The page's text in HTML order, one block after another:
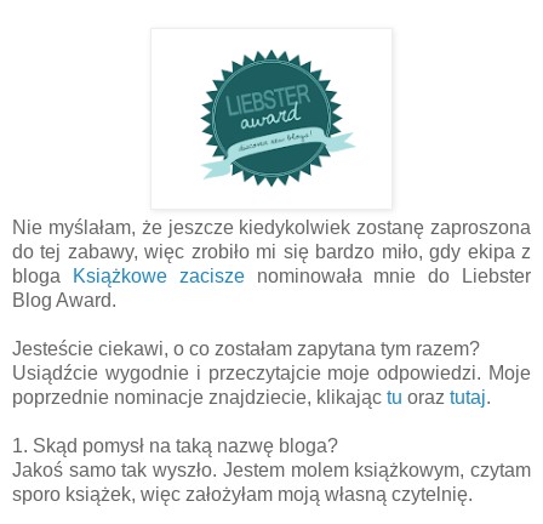
Nie myślałam, że jeszcze kiedykolwiek zostanę zaproszona
do tej zabawy, więc zrobiło mi się bardzo miło, gdy ekipa z
bloga
Książkowe zaciszenominowała mnie do Liebster
Blog Award.
Jesteście ciekawi, o co zostałam zapytana tym razem?
Usiądźcie wygodnie i przeczytajcie moje odpowiedzi. Moje
poprzednie nominacje znajdziecie, klikając tu oraz tutaj.
1. Skąd pomysł na taką nazwę bloga?
Jakoś samo tak wyszło. Jestem molem książkowym, czytam
sporo książek, więc założyłam moją własną czytelnię.